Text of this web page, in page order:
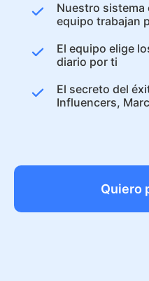
Nuestro
equipo trabajan
El equipo elige
diario por ti
El secreto del
Influencers,
Quiero